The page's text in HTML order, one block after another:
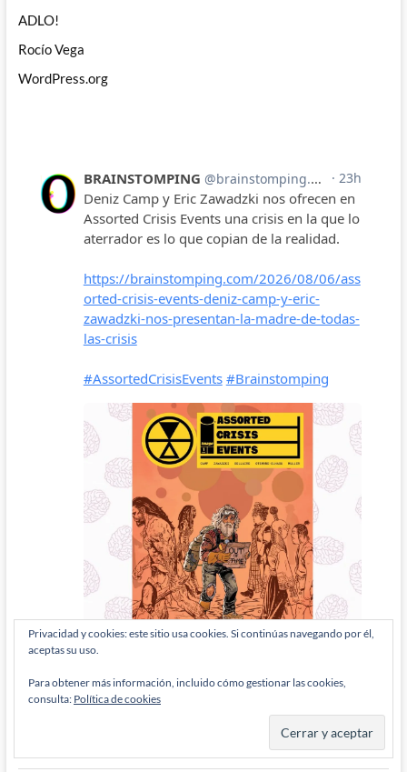
ADLO!
Rocío Vega
WordPress.org
Privacidad y cookies: este sitio usa cookies. Si continúas navegando por él,
aceptas su uso.
Para obtener más información, incluido cómo gestionar las cookies,
consulta: Política de cookies